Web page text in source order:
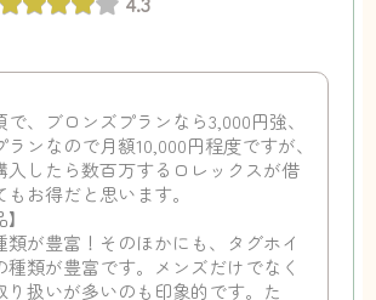
、ブロンズプランなら3,000円強、
ンなので月額10,000円程度ですが、
入したら数百万するロレックスが借
お得だと思います。
類が豊富！そのほかにも、タグホイ
種類が豊富です。メンズだけでなく
り扱いが多いのも印象的です。た